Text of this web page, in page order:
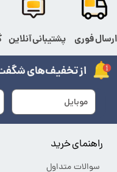
از تخفیف‌های
راهنمای خرید
سوالات متداول
ارسال فوری پشتیبانی آنلاین